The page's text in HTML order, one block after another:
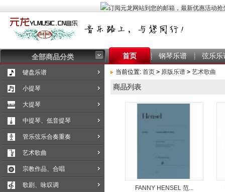
全部商品分类 首页 钢琴乐谱 弦乐乐
键盘乐谱
小提琴
大提琴
中提琴、低音提琴
管乐弦乐合奏重奏
艺术歌曲
宗教作品、合唱
歌剧、咏叹调
当前位置: 首页 > 原版乐谱 > 艺术歌曲
商品列表
FANNY HENSEL 范...